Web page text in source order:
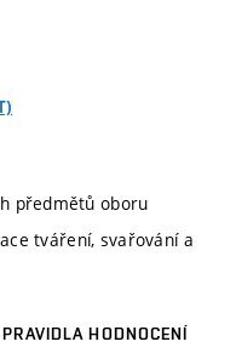
předmětů oboru
tváření, svařování a
HODNOCENÍ